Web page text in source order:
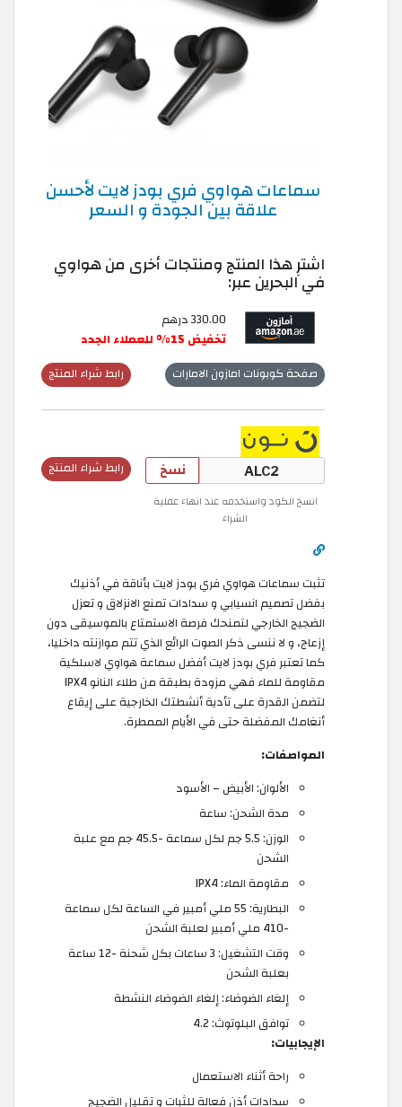
سماعات هواوي فري بودز لايت لأحسن
علاقة بين الجودة و السعر
اشترِ هذا المنتج ومنتجات أخرى من هواوي
في البحرين عبر:
330.00 درهم
تخفيض 15% للعملاء الجدد
رابط شراء المنتج صفحة كوبونات امازون الامارات
رابط شراء المنتج نسخ
انسخ الكود واستخدمه عند انهاء عملية
الشراء
تثبت سماعات هواوي فري بودز لايت بأناقة في أذنيك
بفضل تصميم انسيابي و سدادات تمنع الانزلاق و تعزل
الضجيج الخارجي لتمنحك فرصة الاستمتاع بالموسيقى دون
إزعاج، و لا ننسى ذكر الصوت الرائع الذي تتم موازنته داخليا،
كما تعتبر فري بودز لايت أفضل سماعة هواوي لاسلكية
مقاومة للماء فهي مزودة بطبقة من طلاء النانو IPX4
لتضمن القدرة على تأدية أنشطتك الخارجية على إيقاع
أنغامك المفضلة حتى في الأيام الممطرة.
المواصفات:
الألوان: الأبيض – الأسود
مدة الشحن: ساعة
الوزن: 5.5 جم لكل سماعة -45.5 جم مع علبة
الشحن
مقاومة الماء: IPX4
البطارية: 55 ملي أمبير في الساعة لكل سماعة
-410 ملي أمبير لعلبة الشحن
وقت التشغيل: 3 ساعات بكل شحنة -12 ساعة
بعلبة الشحن
إلغاء الضوضاء: إلغاء الضوضاء النشطة
توافق البلوتوث: 4.2
الإيجابيات:
راحة أثناء الاستعمال
سدادات أذن فعالة للثبات و تقليل الضجيج